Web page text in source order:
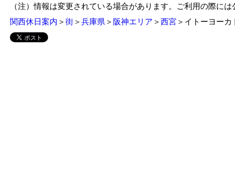
（注）情報は変更されている場合があります。ご利用の際に
関西休日案内 ＞ 街 ＞ 兵庫県 ＞ 阪神エリア ＞ 西宮 ＞イトーヨー